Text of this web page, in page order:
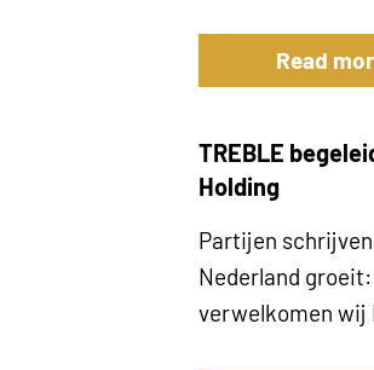
Read
TREBLE
Holding
Partijen
Nederland
verwelkomen wij